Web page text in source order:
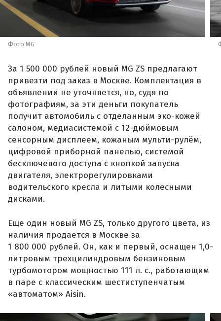
Фото MG
За 1 500 000 рублей новый MG ZS предлагают
привезти под заказ в Москве. Комплектация в
объявлении не уточняется, но, судя по
фотографиям, за эти деньги покупатель
получит автомобиль с отделанным эко-кожей
салоном, медиасистемой с 12-дюймовым
сенсорным дисплеем, кожаным мульти-рулём,
цифровой приборной панелью, системой
бесключевого доступа с кнопкой запуска
двигателя, электрорегулировками
водительского кресла и литыми колесными
дисками.
Еще один новый MG ZS, только другого цвета, из
наличия продается в Москве за
1 800 000 рублей. Он, как и первый, оснащен 1,0-
литровым трехцилиндровым бензиновым
турбомотором мощностью 111 л. с., работающим
в паре с классическим шестиступенчатым
«автоматом» Aisin.